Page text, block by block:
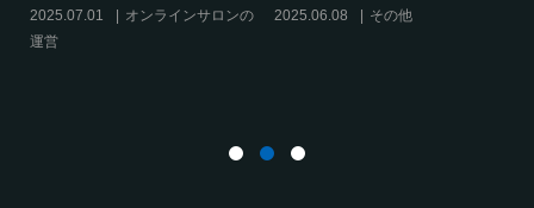
決】～現存のオンラインサロンをリ
話題席巻-”マッシュル”について調